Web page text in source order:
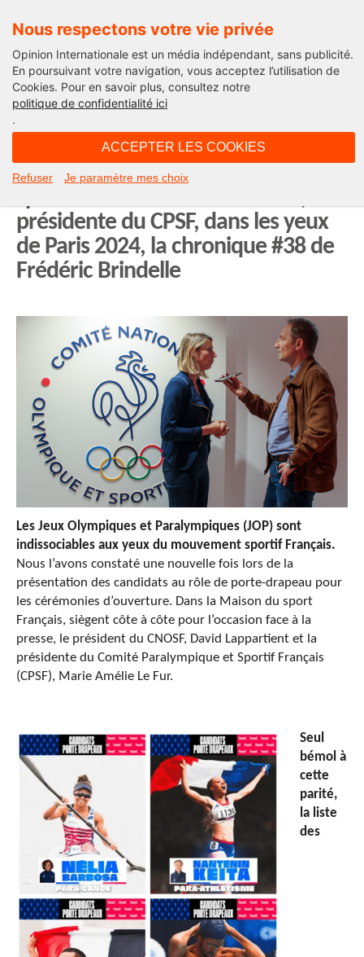
Nous respectons votre vie privée
Opinion Internationale est un média indépendant, sans publicité.
En poursuivant votre navigation, vous acceptez l’utilisation de
Cookies. Pour en savoir plus, consultez notre
politique de confidentialité ici
.
ACCEPTER LES COOKIES
Refuser Je paramètre mes choix
Opinion Sport
« Nous sommes une nation para
présidente du CPSF, dans les yeux
de Paris 2024, la chronique #38 de
Frédéric Brindelle
Les Jeux Olympiques et Paralympiques (JOP) sont
indissociables aux yeux du mouvement sportif Français.
Nous l’avons constaté une nouvelle fois lors de la
présentation des candidats au rôle de porte-drapeau pour
les cérémonies d’ouverture. Dans la Maison du sport
Français, siègent côte à côte pour l’occasion face à la
presse, le président du CNOSF, David Lappartient et la
présidente du Comité Paralympique et Sportif Français
(CPSF), Marie Amélie Le Fur.
Seul
bémol à
cette
parité,
la liste
des